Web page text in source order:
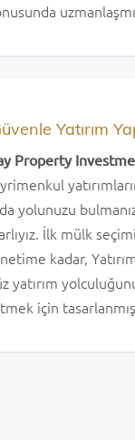
Yatırım
Property
yolunuzu
İlk mülk
kadar,
yatırım
için